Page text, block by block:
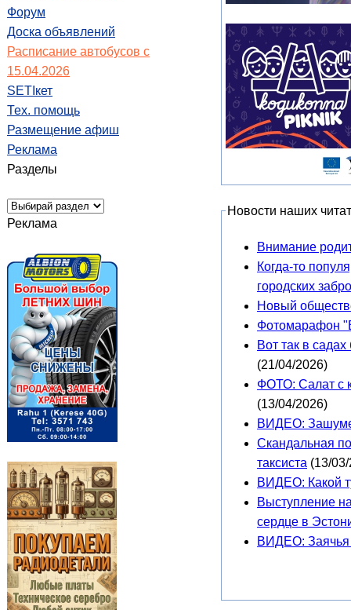
Форум
Доска объявлений
Расписание автобусов с
15.04.2026
SETIкет
Тех. помощь
Размещение афиш
Реклама
Разделы
Реклама
Новости наших
Внимание
Когда-то
городских
Новый
Фотомарафон
Вот так в
(21/04/2026)
ФОТО: Салат с
(13/04/2026)
ВИДЕО:
Скандальная
таксиста (13/
ВИДЕО: Какой
Выступление
сердце в
ВИДЕО: Заячья